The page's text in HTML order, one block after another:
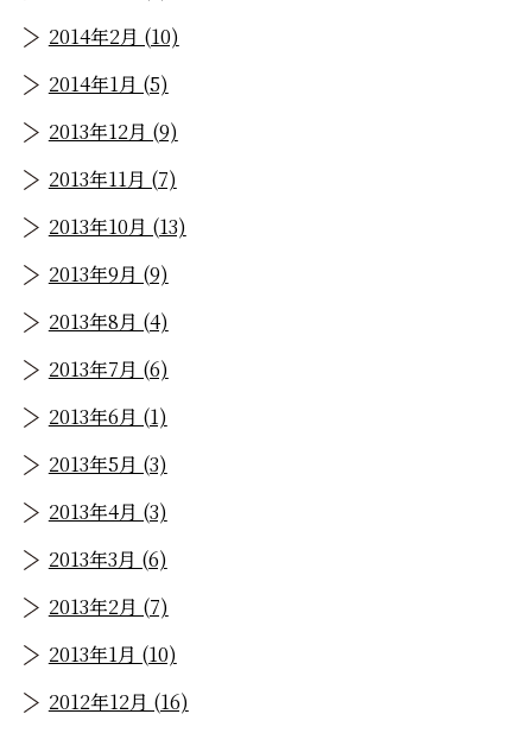
2014年2月 (10)
2014年1月 (5)
2013年12月 (9)
2013年11月 (7)
2013年10月 (13)
2013年9月 (9)
2013年8月 (4)
2013年7月 (6)
2013年6月 (1)
2013年5月 (3)
2013年4月 (3)
2013年3月 (6)
2013年2月 (7)
2013年1月 (10)
2012年12月 (16)